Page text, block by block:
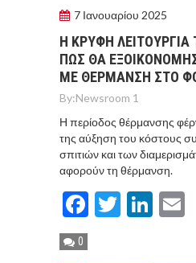
7 Ιανουαρίου 2025
Η ΚΡΥΦΗ
ΠΩΣ ΘΑ
ΜΕ ΘΕΡΜΑΝΣΗ ΣΤΟ
By:Newsroom 1
Η περίοδος θέρμανσης
της αύξηση του κόστους
σπιτιών και των
αφορούν τη θέρμανση.
Facebook
Twitter
0